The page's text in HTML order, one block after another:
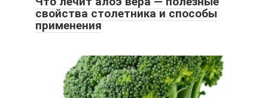
свойства столетника и способы
применения